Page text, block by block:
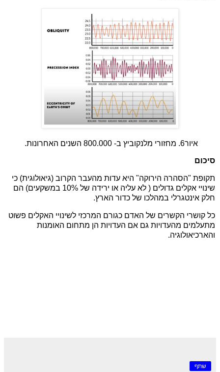
איור6. מחזורי מלנקוביץ ב- 800.000 השנים האחרונות.
סיכום
תקופת "הסהרה הירוקה" היא עדות מהעבר הקרוב (גיאולוגית) כי
שינויי אקלים גדולים ( לא עליה או ירידה של 10% במשקעים) הם
חלק אינטגרלי במהלכו של כדור הארץ.
כל קושרי הקשרים של האדם כגורם המרכזי לשינויי האקלים פשוט
מתעלמים מהעדויות גם אם העדויות הן מתחום האומנות
והארכיאולוגיה.
שתף